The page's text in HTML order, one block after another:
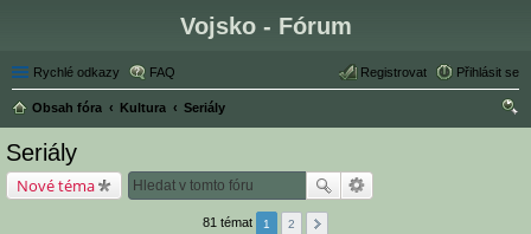
Vojsko - Fórum
Rychlé odkazy FAQ Přihlásit se
Registrovat
Obsah fóra Kultura
Seriály
Seriály
Nové téma
81 témat 1 2